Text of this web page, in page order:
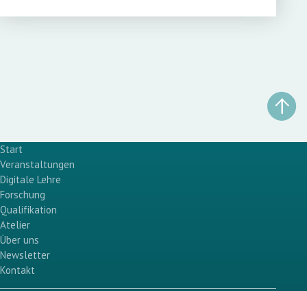
Start
Veranstaltungen
Digitale Lehre
Forschung
Qualifikation
Atelier
Über uns
Newsletter
Kontakt